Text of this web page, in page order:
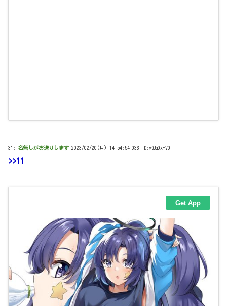
31: 名無しがお送りします 2023/02/20(月) 14:54:54.033 ID:yQUq0xFV0
>>11